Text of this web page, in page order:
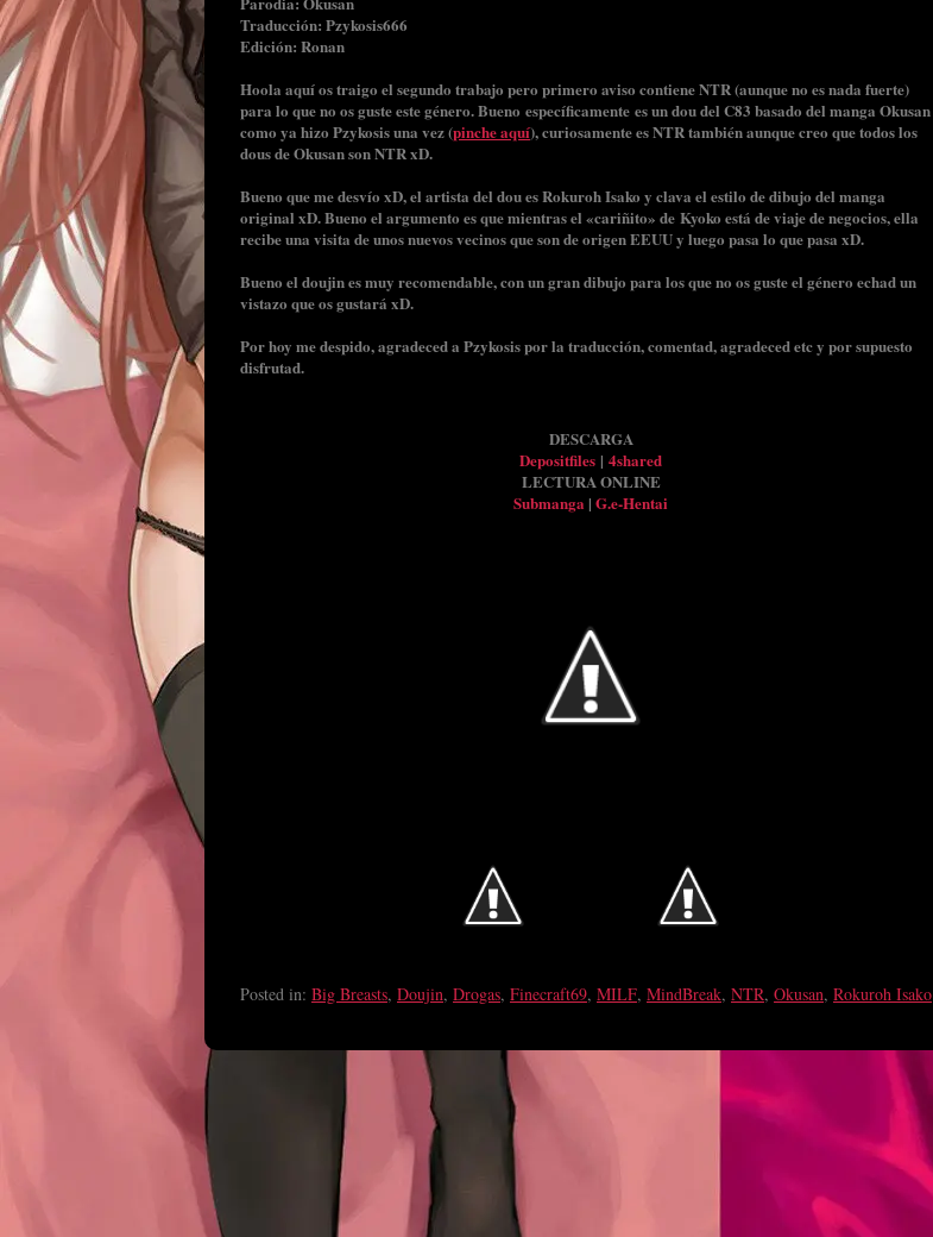
Traducción: Pzykosis666
Edición: Ronan
Hoola aquí os traigo el segundo trabajo pero primero aviso contiene NTR (aunque no es nada fuerte)
para lo que no os guste este género. Bueno específicamente es un dou del C83 basado del manga Okusan
como ya hizo Pzykosis una vez (pinche aquí), curiosamente es NTR también aunque creo que todos los
dous de Okusan son NTR xD.
Bueno que me desvío xD, el artista del dou es Rokuroh Isako y clava el estilo de dibujo del manga
original xD. Bueno el argumento es que mientras el «cariñito» de Kyoko está de viaje de negocios, ella
recibe una visita de unos nuevos vecinos que son de origen EEUU y luego pasa lo que pasa xD.
Bueno el doujin es muy recomendable, con un gran dibujo para los que no os guste el género echad un
vistazo que os gustará xD.
Por hoy me despido, agradeced a Pzykosis por la traducción, comentad, agradeced etc y por supuesto
disfrutad.
DESCARGA
Depositfiles | 4shared
LECTURA ONLINE
Submanga | G.e-Hentai
Posted in: Big Breasts, Doujin, Drogas, Finecraft69, MILF, MindBreak, NTR, Okusan, Rokuroh Isako